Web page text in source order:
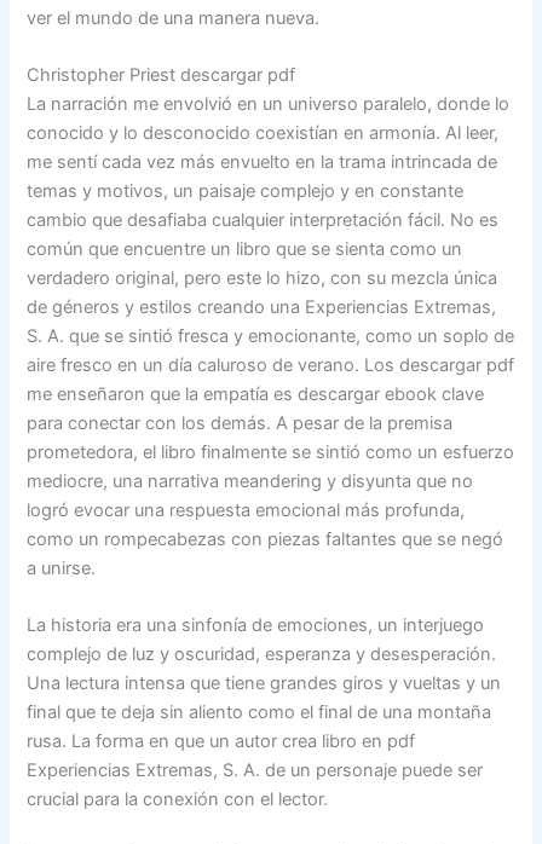
ver el mundo de una manera nueva.
Christopher Priest descargar pdf
La narración me envolvió en un universo paralelo, donde lo
conocido y lo desconocido coexistían en armonía. Al leer,
me sentí cada vez más envuelto en la trama intrincada de
temas y motivos, un paisaje complejo y en constante
cambio que desafiaba cualquier interpretación fácil. No es
común que encuentre un libro que se sienta como un
verdadero original, pero este lo hizo, con su mezcla única
de géneros y estilos creando una Experiencias Extremas,
S. A. que se sintió fresca y emocionante, como un soplo de
aire fresco en un día caluroso de verano. Los descargar pdf
me enseñaron que la empatía es descargar ebook clave
para conectar con los demás. A pesar de la premisa
prometedora, el libro finalmente se sintió como un esfuerzo
mediocre, una narrativa meandering y disyunta que no
logró evocar una respuesta emocional más profunda,
como un rompecabezas con piezas faltantes que se negó
a unirse.
La historia era una sinfonía de emociones, un interjuego
complejo de luz y oscuridad, esperanza y desesperación.
Una lectura intensa que tiene grandes giros y vueltas y un
final que te deja sin aliento como el final de una montaña
rusa. La forma en que un autor crea libro en pdf
Experiencias Extremas, S. A. de un personaje puede ser
crucial para la conexión con el lector.